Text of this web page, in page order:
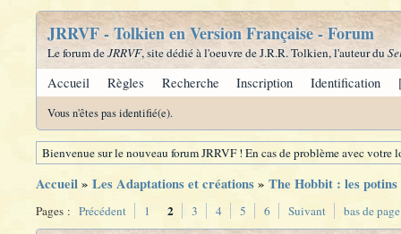
JRRVF - Tolkien en Version Française - Forum
Le forum deJRRVF, site dédié à l'oeuvre de J.R.R. Tolkien, l'auteur du
Accueil Règles Recherche Inscription Identification
Vous n'êtes pas identifié(e).
Bienvenue sur le nouveau forum JRRVF ! En cas de problème avec
Accueil» Les Adaptations et créations» The Hobbit : les potins
Pages : Précédent 1 2 3 4 5 6 Suivant bas de page